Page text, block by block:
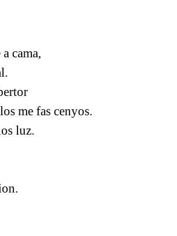
cama,
me fas cenyos.
luz.